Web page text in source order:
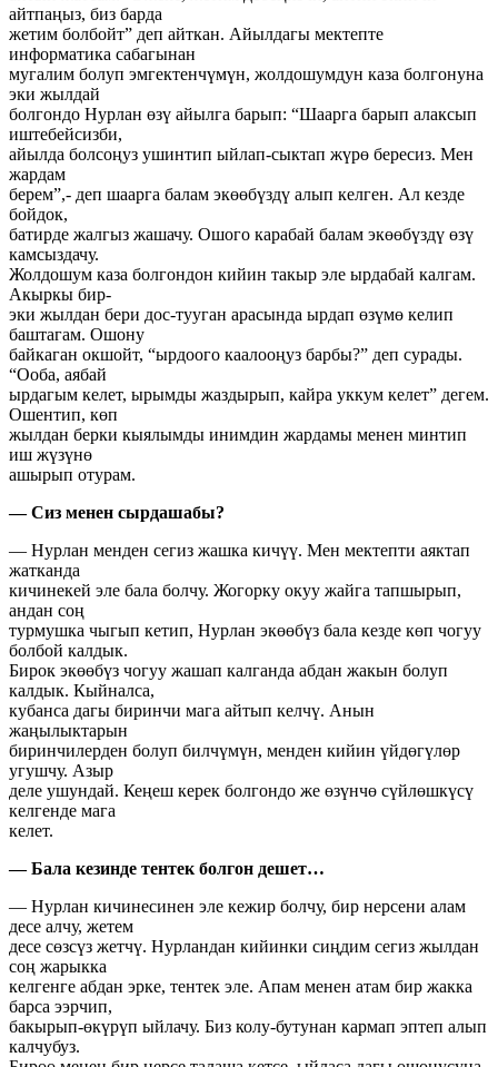
айтпаңыз, биз барда
жетим болбойт” деп айткан. Айылдагы мектепте
информатика сабагынан
мугалим болуп эмгектенчүмүн, жолдошумдун каза болгонуна
эки жылдай
болгондо Нурлан өзү айылга барып: “Шаарга барып алаксып
иштебейсизби,
айылда болсоңуз ушинтип ыйлап-сыктап жүрө бересиз. Мен
жардам
берем”,- деп шаарга балам экөөбүздү алып келген. Ал кезде
бойдок,
батирде жалгыз жашачу. Ошого карабай балам экөөбүздү өзү
камсыздачу.
Жолдошум каза болгондон кийин такыр эле ырдабай калгам.
Акыркы бир-
эки жылдан бери дос-тууган арасында ырдап өзүмө келип
баштагам. Ошону
байкаган окшойт, “ырдоого каалооңуз барбы?” деп сурады.
“Ооба, аябай
ырдагым келет, ырымды жаздырып, кайра уккум келет” дегем.
Ошентип, көп
жылдан берки кыялымды инимдин жардамы менен минтип
иш жүзүнө
ашырып отурам.
— Сиз менен сырдашабы?
— Нурлан менден сегиз жашка кичүү. Мен мектепти аяктап
жатканда
кичинекей эле бала болчу. Жогорку окуу жайга тапшырып,
андан соң
турмушка чыгып кетип, Нурлан экөөбүз бала кезде көп чогуу
болбой калдык.
Бирок экөөбүз чогуу жашап калганда абдан жакын болуп
калдык. Кыйналса,
кубанса дагы биринчи мага айтып келчү. Анын
жаңылыктарын
биринчилерден болуп билчүмүн, менден кийин үйдөгүлөр
угушчу. Азыр
деле ушундай. Кеңеш керек болгондо же өзүнчө сүйлөшкүсү
келгенде мага
келет.
— Бала кезинде тентек болгон дешет…
— Нурлан кичинесинен эле кежир болчу, бир нерсени алам
десе алчу, жетем
десе сөзсүз жетчү. Нурландан кийинки сиңдим сегиз жылдан
соң жарыкка
келгенге абдан эрке, тентек эле. Апам менен атам бир жакка
барса ээрчип,
бакырып-өкүрүп ыйлачу. Биз колу-бутунан кармап эптеп алып
калчубуз.